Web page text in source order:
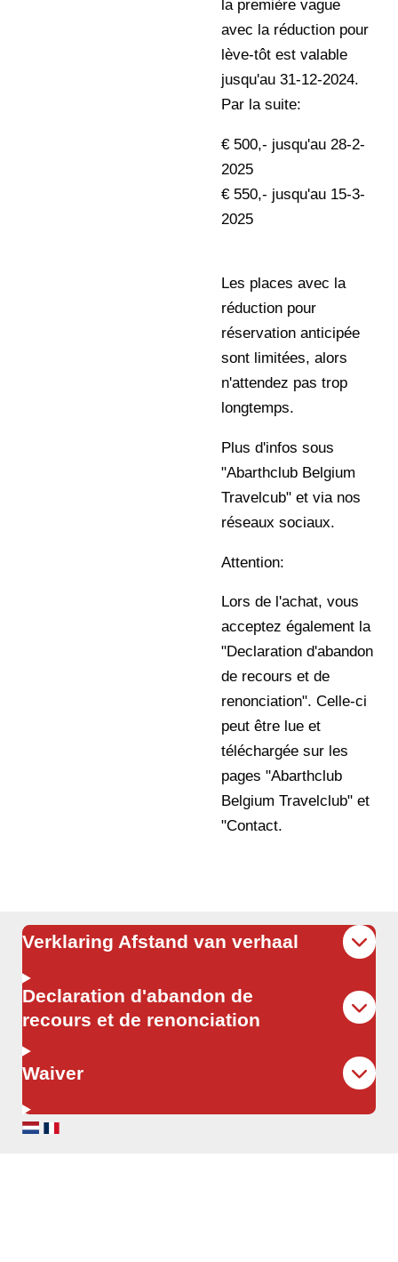
la première vague
avec la réduction pour
lève-tôt est valable
jusqu'au 31-12-2024.
Par la suite:
€ 500,- jusqu'au 28-2-
2025
€ 550,- jusqu'au 15-3-
2025
Les places avec la
réduction pour
réservation anticipée
sont limitées, alors
n'attendez pas trop
longtemps.
Plus d'infos sous
"Abarthclub Belgium
Travelcub" et via nos
réseaux sociaux.
Attention:
Lors de l'achat, vous
acceptez également la
"Declaration d'abandon
de recours et de
renonciation". Celle-ci
peut être lue et
téléchargée sur les
pages "Abarthclub
Belgium Travelclub" et
"Contact.
Verklaring Afstand van verhaal
Declaration d'abandon de
recours et de renonciation
Waiver